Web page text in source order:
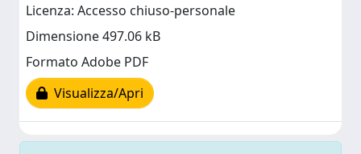
Licenza: Accesso chiuso-personale
Dimensione 497.06 kB
Formato Adobe PDF
Visualizza/Apri